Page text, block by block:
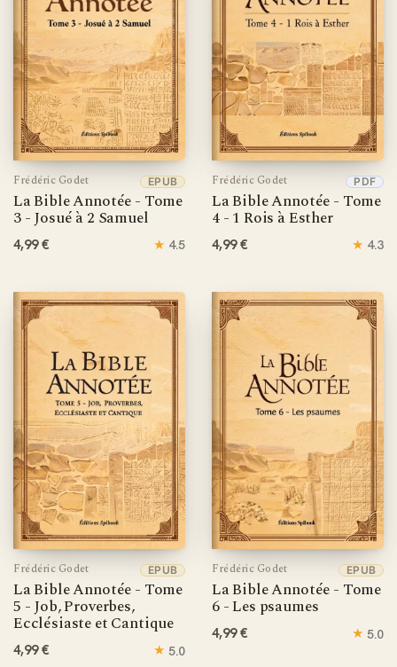
Frédéric Godet
La Bible Annotée - Tome
3 - Josué à 2 Samuel
EPUB
4,99 € ★ 4.5
Frédéric Godet
La Bible Annotée - Tome
4 - 1 Rois à Esther
PDF
4,99 € ★ 4.3
Frédéric Godet
La Bible Annotée - Tome
5 - Job, Proverbes,
Ecclésiaste et Cantique
EPUB
4,99 € ★ 5.0
Frédéric Godet
La Bible Annotée - Tome
6 - Les psaumes
EPUB
4,99 € ★ 5.0